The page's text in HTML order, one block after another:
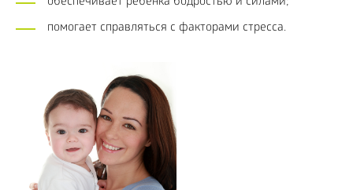
помогает справляться с факторами стресса.